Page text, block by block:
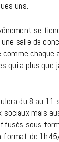
uns.
se
salle de
comme
qui a plus que
du 8 au 11
sociaux mais
sous
format de